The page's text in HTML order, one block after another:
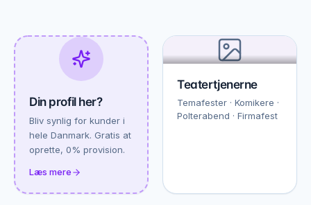
Din profil her?
Bliv synlig for kunder i
hele Danmark. Gratis at
oprette, 0% provision.
Læs mere
Teatertjenerne
Temafester · Komikere ·
Polterabend · Firmafest